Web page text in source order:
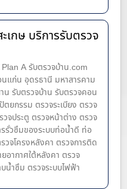
เกษ บริการรับตรวจ
A รับตรวจบ้าน.com
แก่น อุดรธานี มหาสารคาม
น รับตรวจบ้าน รับตรวจคอน
ยกรรม ตรวจระเบียง ตรวจ
จประตู ตรวจหน้าต่าง​ ตรวจ
รั่วซึมของระบบท่อน้ำ​ดี ท่อ
วจโครงหลังคา ตรวจการติด
อากาศใต้หลังคา ตรวจ
น้ำซึม ตรวจระบบไฟฟ้า